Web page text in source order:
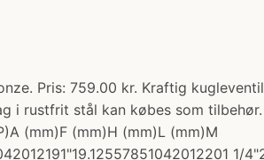
Pris: 759.00 kr. Kraftig
rustfrit stål kan købes som
(mm)F (mm)H (mm)L (mm)M
1/